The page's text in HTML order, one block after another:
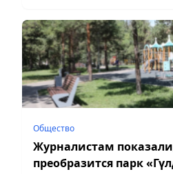
Общество
Журналистам
преобразится парк